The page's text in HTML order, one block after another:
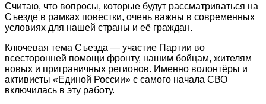
Считаю, что вопросы, которые будут рассматриваться на
Съезде в рамках повестки, очень важны в современных
условиях для нашей страны и её граждан.
Ключевая тема Съезда — участие Партии во
всесторонней помощи фронту, нашим бойцам, жителям
новых и приграничных регионов. Именно волонтёры и
активисты «Единой России» с самого начала СВО
включилась в эту работу.